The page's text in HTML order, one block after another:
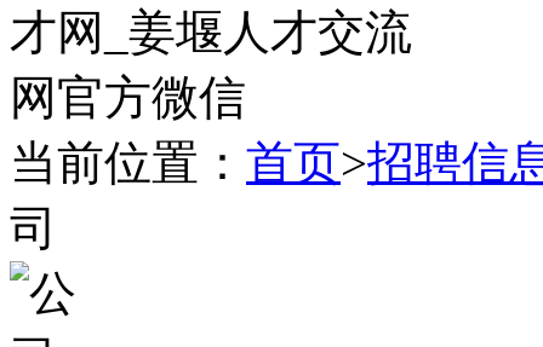
当前位置： 首页>招聘信
司